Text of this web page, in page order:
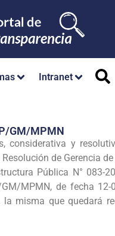
Intranet
GM/MPMN
considerativa y
de Gerencia
Pública N° 083-
MPMN, de fecha 12-
la misma que quedará